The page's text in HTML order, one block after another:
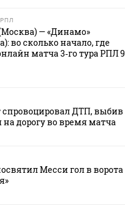
— «Динамо»
во сколько начало, где
матча 3‑го тура РПЛ 9
спровоцировал ДТП, выбив
дорогу во время матча
Месси гол в ворота